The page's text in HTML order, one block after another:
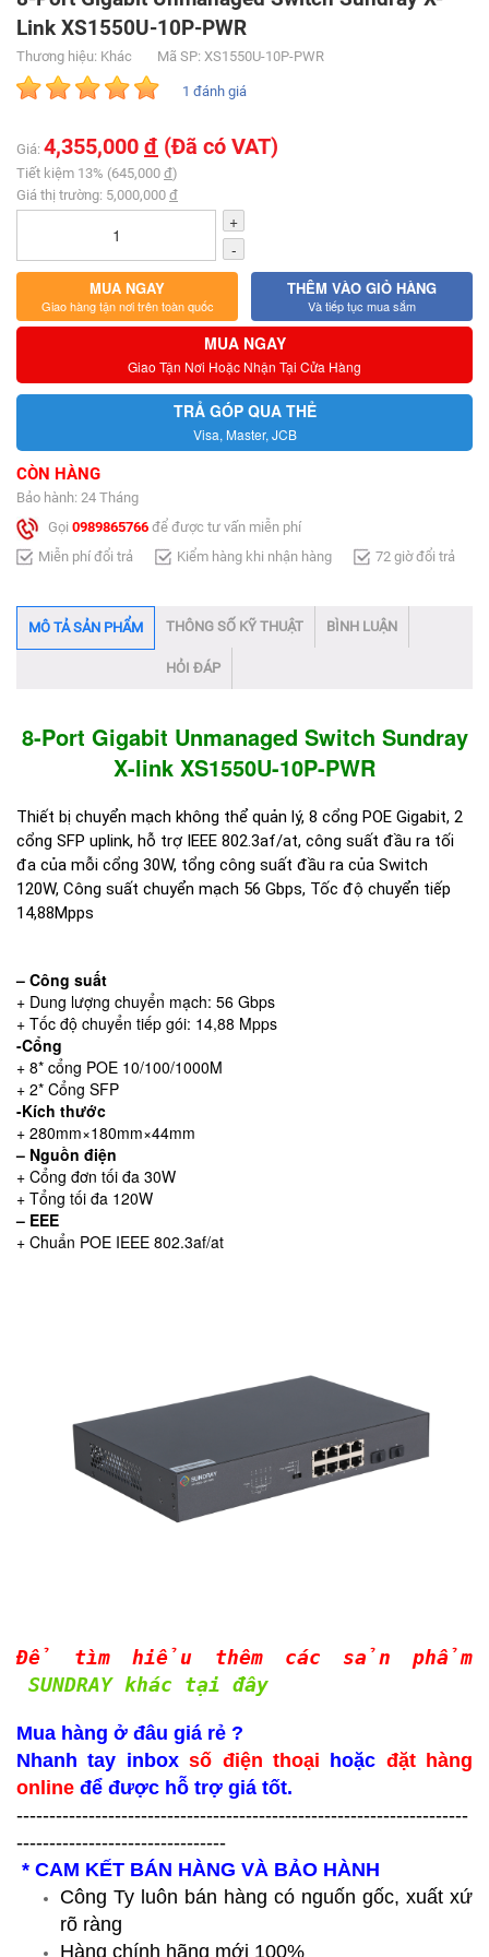
Link XS1550U-10P-PWR
Thương hiệu: Khác Mã SP: XS1550U-10P-PWR
1 đánh giá
Giá: 4,355,000 đ (Đã có VAT)
Tiết kiệm 13% (645,000 đ)
Giá thị trường: 5,000,000 đ
+
-
MUA NGAY
Giao hàng tận nơi trên toàn quốc
THÊM VÀO GIỎ HÀNG
Và tiếp tục mua sắm
MUA NGAY
Giao Tận Nơi Hoặc Nhận Tại Cửa Hàng
TRẢ GÓP QUA THẺ
Visa, Master, JCB
CÒN HÀNG
Bảo hành: 24 Tháng
Gọi 0989865766 để được tư vấn miễn phí
Miễn phí đổi trả
Kiểm hàng khi nhận hàng 72 giờ đổi trả
MÔ TẢ SẢN PHẨM THÔNG SỐ KỸ THUẬT BÌNH LUẬN
HỎI ĐÁP
8-Port Gigabit Unmanaged Switch Sundray
X-link XS1550U-10P-PWR​
Thiết bị chuyển mạch không thể quản lý, 8 cổng POE Gigabit, 2
cổng SFP uplink, hỗ trợ IEEE 802.3af/at, công suất đầu ra tối
đa của mỗi cổng 30W, tổng công suất đầu ra của Switch
120W, Công suất chuyển mạch 56 Gbps, Tốc độ chuyển tiếp
14,88Mpps
– Công suất
+ Dung lượng chuyển mạch: 56 Gbps
+ Tốc độ chuyển tiếp gói: 14,88 Mpps
-Cổng
+ 8* cổng POE 10/100/1000M
+ 2* Cổng SFP
-Kích thước
+ 280mm×180mm×44mm
– Nguồn điện
+ Cổng đơn tối đa 30W
+ Tổng tối đa 120W
– EEE
+ Chuẩn POE IEEE 802.3af/at
Để tìm hiểu thêm các sản phẩm
SUNDRAY khác tại đây
Mua hàng ở đâu giá rẻ ?
Nhanh tay inboxsố điện thoại hoặc đặt hàng
online để được hỗ trợ giá tốt.
---------------------------------------------------------------------
--------------------------------
* CAM KẾT BÁN HÀNG VÀ BẢO HÀNH
Công Ty luôn bán hàng có nguốn gốc, xuất xứ
rõ ràng
Hàng chính hãng mới 100%